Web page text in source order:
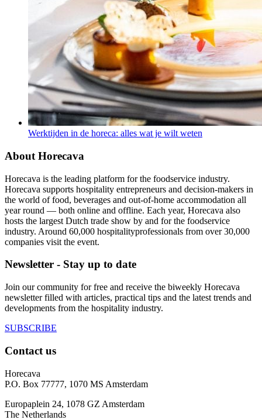
Werktijden in de horeca: alles wat je wilt weten
About Horecava
Horecava is the leading platform for the foodservice industry.
Horecava supports hospitality entrepreneurs and decision-makers in
the world of food, beverages and out-of-home accommodation all
year round — both online and offline. Each year, Horecava also
hosts the largest Dutch trade show by and for the foodservice
industry. Around 60,000 hospitalityprofessionals from over 30,000
companies visit the event.
Newsletter - Stay up to date
Join our community for free and receive the biweekly Horecava
newsletter filled with articles, practical tips and the latest trends and
developments from the hospitality industry.
SUBSCRIBE
Contact us
Horecava
P.O. Box 77777, 1070 MS Amsterdam
Europaplein 24, 1078 GZ Amsterdam
The Netherlands